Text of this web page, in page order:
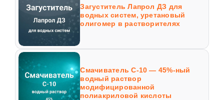
Загуститель Лапрол ДЗ для
водных систем, уретановый
олигомер в растворителях
Смачиватель С-10 — 45%-ный
водный раствор
модифицированной
полиакриловой кислоты